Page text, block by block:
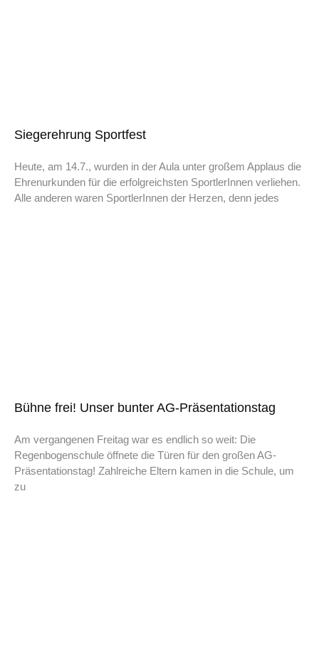
Siegerehrung Sportfest
Heute, am 14.7., wurden in der Aula unter großem Applaus die
Ehrenurkunden für die erfolgreichsten SportlerInnen verliehen.
Alle anderen waren SportlerInnen der Herzen, denn jedes
Bühne frei! Unser bunter AG-Präsentationstag
Am vergangenen Freitag war es endlich so weit: Die
Regenbogenschule öffnete die Türen für den großen AG-
Präsentationstag! Zahlreiche Eltern kamen in die Schule, um
zu